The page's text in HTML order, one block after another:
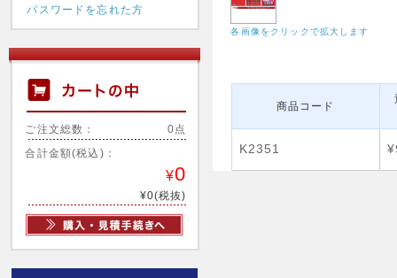
パスワードを忘れた方
ご注文総数： 0点
合計金額(税込)：
¥0
¥0(税抜)
各画像をクリックで拡大します
商品コード
K2351